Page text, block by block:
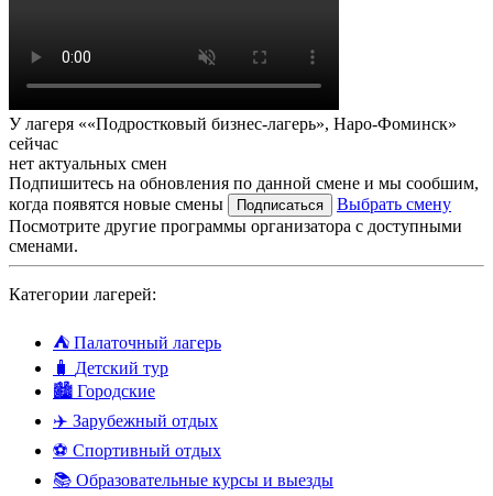
У лагеря ««Подростковый бизнес-лагерь», Наро-Фоминск»
сейчас
нет актуальных смен
Подпишитесь на обновления по данной смене и мы сообшим,
когда появятся новые смены
Подписаться
Выбрать смену
Посмотрите другие программы организатора с доступными
сменами.
Категории лагерей:
⛺ Палаточный лагерь
🧳 Детский тур
🏙️ Городские
✈️ Зарубежный отдых
⚽ Спортивный отдых
📚 Образовательные курсы и выезды